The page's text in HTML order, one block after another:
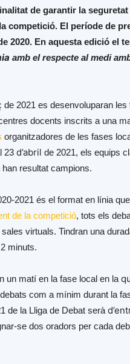
de garantir la
competició. El període de
2020. En aquesta edició el
amb el respecte al medi
2021 es desenvoluparan
docents inscrits a una
organitzadores de les fases
23 d’abril de 2021, els equips
resultat campions.
2021 és el format en línia
de la competició, tots els
virtuals. Tindran una
minuts.
un matí en la fase local en la
com a mínim durant la
de la Lliga de Debat serà
se dos oradors per cada